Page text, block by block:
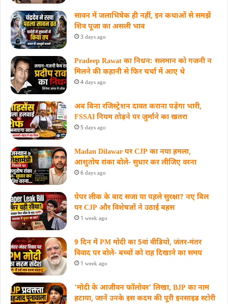
सावन में जलाभिषेक ही नहीं, इन कथाओं से समझें
शिव पूजा का असली भाव
3 days ago
Pradeep Rawat का निधन: सलमान को गजनी न
मिलने की कहानी से फिर चर्चा में आए थे
4 days ago
अब बिना रजिस्ट्रेशन दावत कराना पड़ेगा भारी,
FSSAI नियम तोड़ने पर जुर्माने का खतरा
5 days ago
Madan Dilawar पर CJP का नया हमला,
आशुतोष रांका बोले- सुधार कर लीजिए वरना
6 days ago
पेपर लीक के बाद सजा या पहले सुरक्षा? नए बिल
पर CJP और विशेषज्ञों ने उठाई बहस
1 week ago
9 दिन में PM मोदी का 5वां वीडियो, जंतर-मंतर
विवाद पर बोले- बच्चों को राह दिखाने का समय
1 week ago
‘मोदी के आजीवन फॉलोवर’ लिखा, BJP का नाम
हटाया, जानें उनके इस कदम की पूरी इनसाइड स्‍टोरी